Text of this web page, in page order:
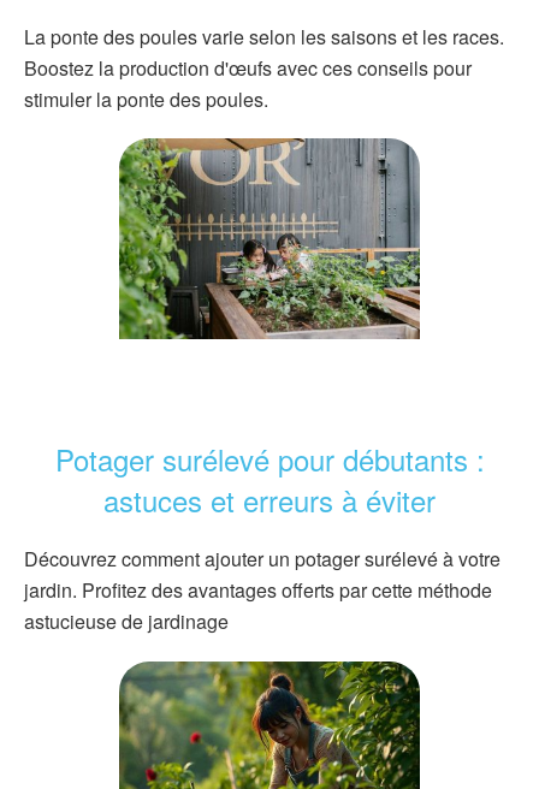
La ponte des poules varie selon les saisons et les races.
Boostez la production d'œufs avec ces conseils pour
stimuler la ponte des poules.
Potager surélevé pour débutants :
astuces et erreurs à éviter
Découvrez comment ajouter un potager surélevé à votre
jardin. Profitez des avantages offerts par cette méthode
astucieuse de jardinage